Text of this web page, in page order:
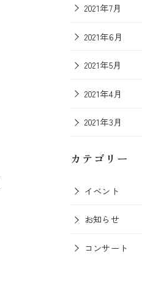
2021年7月
2021年6月
2021年5月
2021年4月
2021年3月
カテゴリー
イベント
お知らせ
コンサート